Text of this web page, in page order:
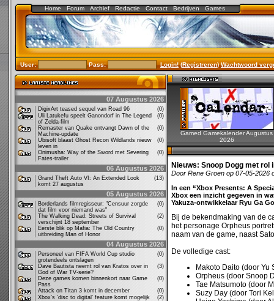
Home Forum Archief Redactie Contact Bedrijven Games
User: Pass: Login!(Registreren)Wachtwoord
07 Augustus 2026
DigixArt teased sequel van Road 96
(0)
Uli Latukefu speelt Ganondorf in The Legend
of Zelda-film
(0)
Remaster van Quake ontvangt Dawn of the
Machine-update
(0)
Ubisoft blaast Ghost Recon Wildlands nieuw
leven in
(0)
Onimusha: Way of the Sword met Severing
Fates-trailer
(0)
06 Augustus 2026
Grand Theft Auto VI: An Extended Look
komt 27 augustus
(13)
05 Augustus 2026
Borderlands filmregisseur: "Censuur zorgde
dat film voor niemand was"
(0)
The Walking Dead: Streets of Survival
verschijnt 18 september
(2)
Eerste blik op Mafia: The Old Country
uitbreiding Man of Honor
(0)
04 Augustus 2026
Personeel van FIFA World Cup studio
grotendeels ontslagen
(0)
Dave Bautista neemt rol van Kratos over in
God of War TV-serie?
(3)
Deze games komen binnenkort naar Game
Pass
(0)
Attack on Titan 3 komt in december
(0)
Xbox’s ‘disc to digital’ feature komt mogelijk
(2)
Gamed Gamekalender Augustus
2026
Nieuws: Snoop Dogg met rol
Door Rene Groen op 07-05-2026
In een “Xbox Presents: A
Xbox een inzicht gegeven in
Yakuza-ontwikkelaar Ryu Ga
Bij de bekendmaking van de
het personage Orpheus
naam van de game, naast
De volledige cast:
Makoto Daito (door Yu
Orpheus (door Snoop
Tae Matsumoto (door
Suzy Day (door Tori